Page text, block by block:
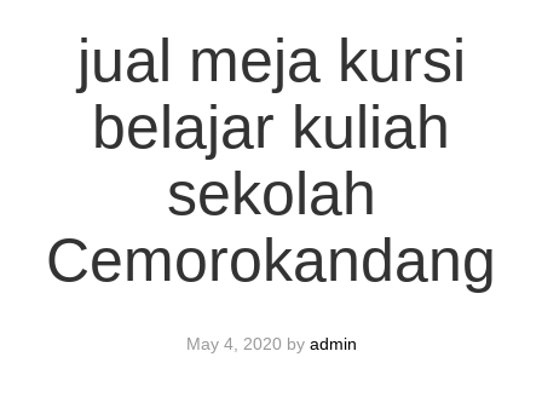
jual meja kursi
belajar kuliah
sekolah
Cemorokandang
May 4, 2020 by admin